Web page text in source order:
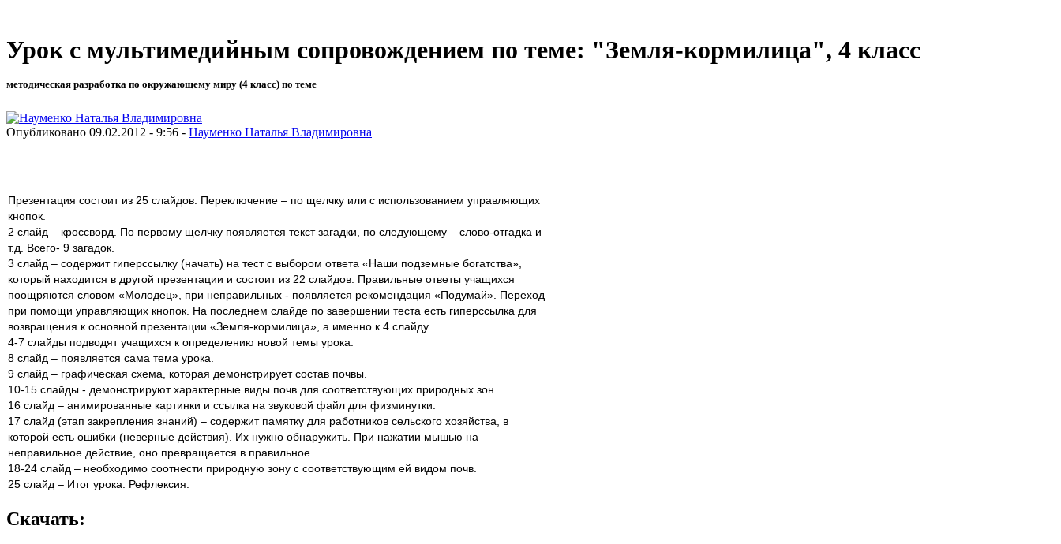
Урок с мультимедийным сопровождением по теме: "Земля-кормилица", 4 класс
методическая разработка по окружающему миру (4 класс) по теме
Опубликовано 09.02.2012 - 9:56 - Науменко Наталья Владимировна
Презентация состоит из 25 слайдов. Переключение – по щелчку или с использованием управляющих
кнопок.
2 слайд – кроссворд. По первому щелчку появляется текст загадки, по следующему – слово-отгадка и
т.д. Всего- 9 загадок.
3 слайд – содержит гиперссылку (начать) на тест с выбором ответа «Наши подземные богатства»,
который находится в другой презентации и состоит из 22 слайдов. Правильные ответы учащихся
поощряются словом «Молодец», при неправильных - появляется рекомендация «Подумай». Переход
при помощи управляющих кнопок. На последнем слайде по завершении теста есть гиперссылка для
возвращения к основной презентации «Земля-кормилица», а именно к 4 слайду.
4-7 слайды подводят учащихся к определению новой темы урока.
8 слайд – появляется сама тема урока.
9 слайд – графическая схема, которая демонстрирует состав почвы.
10-15 слайды - демонстрируют характерные виды почв для соответствующих природных зон.
16 слайд – анимированные картинки и ссылка на звуковой файл для физминутки.
17 слайд (этап закрепления знаний) – содержит памятку для работников сельского хозяйства, в
которой есть ошибки (неверные действия). Их нужно обнаружить. При нажатии мышью на
неправильное действие, оно превращается в правильное.
18-24 слайд – необходимо соотнести природную зону с соответствующим ей видом почв.
25 слайд – Итог урока. Рефлексия.
Скачать: